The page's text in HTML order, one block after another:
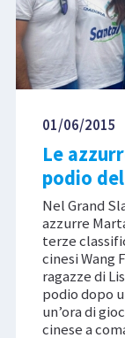
01/06/2015
Le
podio
Nel Grand
azzurre
terze
cinesi Wang
ragazze di
podio dopo
un’ora di
cinese a